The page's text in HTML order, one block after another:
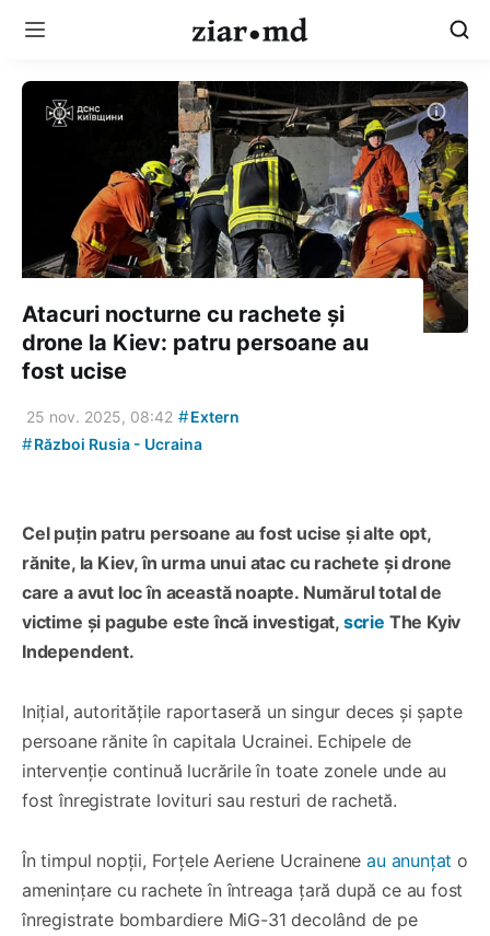
Atacuri nocturne cu rachete și
drone la Kiev: patru persoane au
fost ucise
25 nov. 2025, 08:42 #Extern
#Război Rusia - Ucraina
Cel puțin patru persoane au fost ucise și alte opt,
rănite, la Kiev, în urma unui atac cu rachete și drone
care a avut loc în această noapte. Numărul total de
victime și pagube este încă investigat, scrie The Kyiv
Independent.
Inițial, autoritățile raportaseră un singur deces și șapte
persoane rănite în capitala Ucrainei. Echipele de
intervenție continuă lucrările în toate zonele unde au
fost înregistrate lovituri sau resturi de rachetă.
În timpul nopții, Forțele Aeriene Ucraineneau anunțat o
amenințare cu rachete în întreaga țară după ce au fost
înregistrate bombardiere MiG-31 decolând de pe